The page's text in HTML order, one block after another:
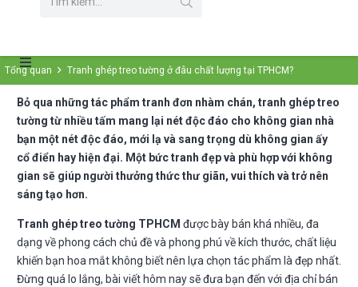
Tổng quan Tranh ghép treo tường ở đâu chất lượng tại TPHCM?
Bỏ qua những tác phẩm tranh đơn nhàm chán, tranh ghép treo
tường từ nhiều tấm mang lại nét độc đáo cho không gian nhà
bạn một nét độc đáo, mới lạ và sang trọng dù không gian ấy
cổ điển hay hiện đại. Một bức tranh đẹp và phù hợp với không
gian sẽ giúp người thưởng thức thư giãn, vui thích và trở nên
sáng tạo hơn.
Tranh ghép treo tường TPHCM được bày bán khá nhiều, đa
dạng về phong cách chủ đề và phong phú về kích thước, chất liệu
khiến bạn hoa mắt không biết nên lựa chọn tác phẩm là đẹp nhất.
Đừng quá lo lắng, bài viết hôm nay sẽ đưa bạn đến với địa chỉ bán